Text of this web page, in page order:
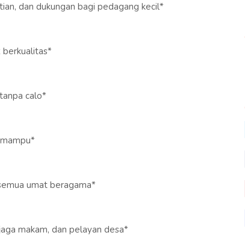
dan dukungan bagi pedagang kecil*
berkualitas*
calo*
umat beragama*
makam, dan pelayan desa*